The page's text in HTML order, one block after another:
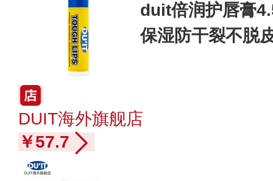
duit倍润护唇膏
保湿防干裂不脱
DUIT海外旗舰店
￥57.7